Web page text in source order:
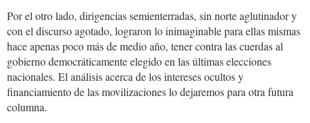
Por el otro lado, dirigencias semienterradas, sin norte aglutinador y
con el discurso agotado, lograron lo inimaginable para ellas mismas
hace apenas poco más de medio año, tener contra las cuerdas al
gobierno democráticamente elegido en las últimas elecciones
nacionales. El análisis acerca de los intereses ocultos y
financiamiento de las movilizaciones lo dejaremos para otra futura
columna.